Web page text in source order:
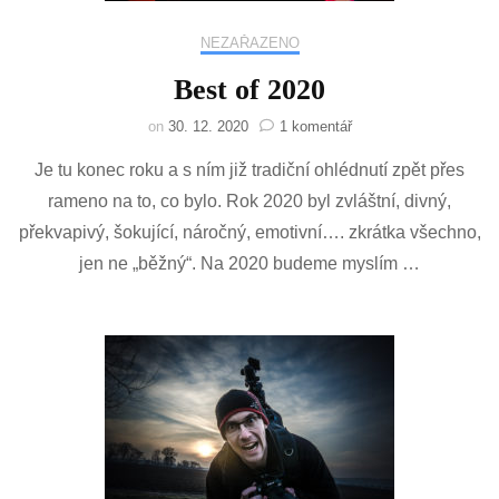
NEZAŘAZENO
Best of 2020
on 30. 12. 2020 1 komentářu
s
názvem
of
2020
Je tu konec roku a s ním již tradiční ohlédnutí zpět přes
rameno na to, co bylo. Rok 2020 byl zvláštní, divný,
překvapivý, šokující, náročný, emotivní…. zkrátka všechno,
jen ne „běžný“. Na 2020 budeme myslím …